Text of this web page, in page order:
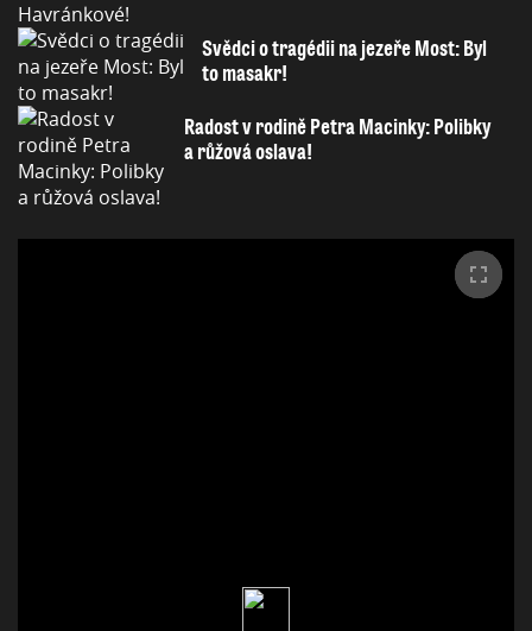
Svědci o tragédii na jezeře Most: Byl
to masakr!
Radost v rodině Petra Macinky: Polibky
a růžová oslava!